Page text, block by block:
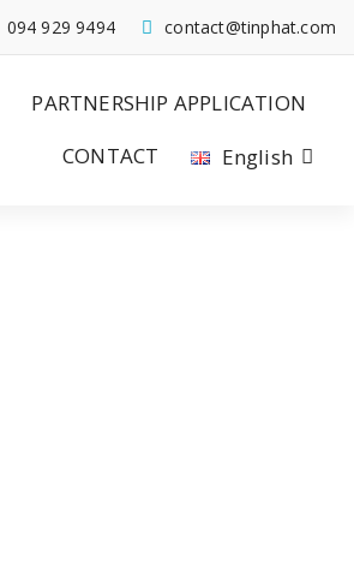
contact@tinphat.com
094 929 9494
PARTNERSHIP APPLICATION
CONTACT
English